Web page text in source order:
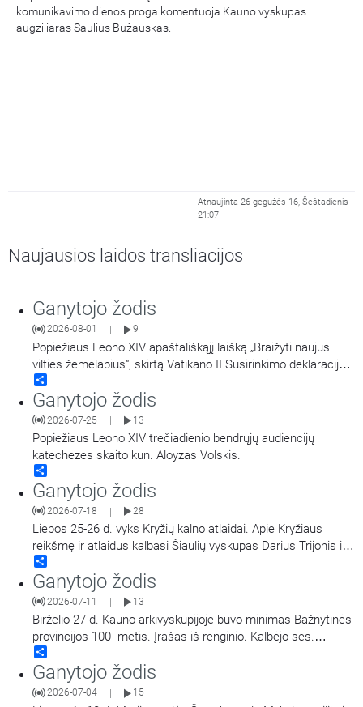
komunikavimo dienos proga komentuoja Kauno vyskupas
augziliaras Saulius Bužauskas.
Atnaujinta 26 gegužės 16, Šeštadienis
21:07
Naujausios laidos transliacijos
Ganytojo žodis
2026-08-01 9
Popiežiaus Leono XIV apaštališkąjį laišką „Braižyti naujus
vilties žemėlapius“, skirtą Vatikano II Susirinkimo deklaracijos
Gravissimum educationis 60-ųjų metinių proga, skaito kun.
Aloyzas Volskis.
Ganytojo žodis
2026-07-25 13
Popiežiaus Leono XIV trečiadienio bendrųjų audiencijų
katechezes skaito kun. Aloyzas Volskis.
Ganytojo žodis
2026-07-18 | 28
Liepos 25-26 d. vyks Kryžių kalno atlaidai. Apie Kryžiaus
reikšmę ir atlaidus kalbasi Šiaulių vyskupas Darius Trijonis ir
MR programų direktorius kun. Nerijus Pipiras.
Ganytojo žodis
2026-07-11 | 13
Birželio 27 d. Kauno arkivyskupijoje buvo minimas Bažnytinės
provincijos 100- metis. Įrašas iš renginio. Kalbėjo ses.
Viktorija Plečkaitytė MVS ir popiežiaus Leono XIV
pasiuntinys arkivyskupas Paulas Richardas Gallagheris.
Ganytojo žodis
2026-07-04 15